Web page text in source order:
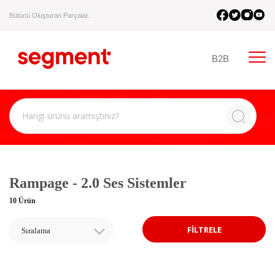
Bütünü Oluşturan Parçalar.
B2B
Rampage - 2.0 Ses Sistemler
FİLTRELE
10 Ürün
Sıralama